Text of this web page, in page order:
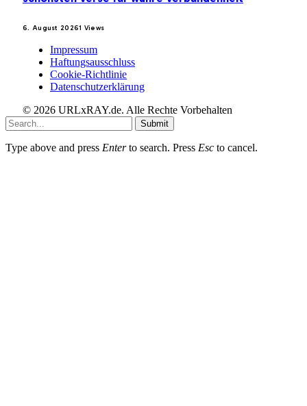
6. August 20261 Views
Impressum
Haftungsausschluss
Cookie-Richtlinie
Datenschutzerklärung
© 2026 URLxRAY.de. Alle Rechte Vorbehalten
Submit
Type above and press Enterto search. Press Esc to cancel.